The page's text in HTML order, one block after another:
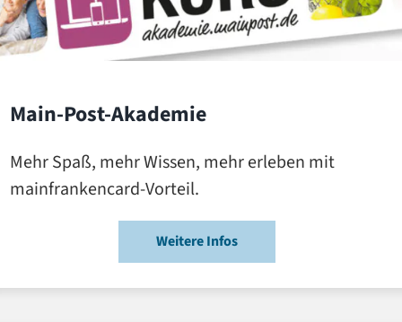
Main-Post-Akademie
Mehr Spaß, mehr Wissen, mehr erleben mit
mainfrankencard-Vorteil.
Weitere Infos